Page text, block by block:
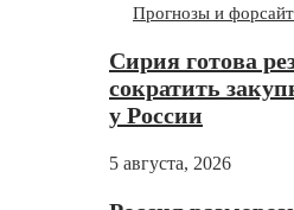
Прогнозы и
Сирия готова
сократить
у России
5 августа, 2026